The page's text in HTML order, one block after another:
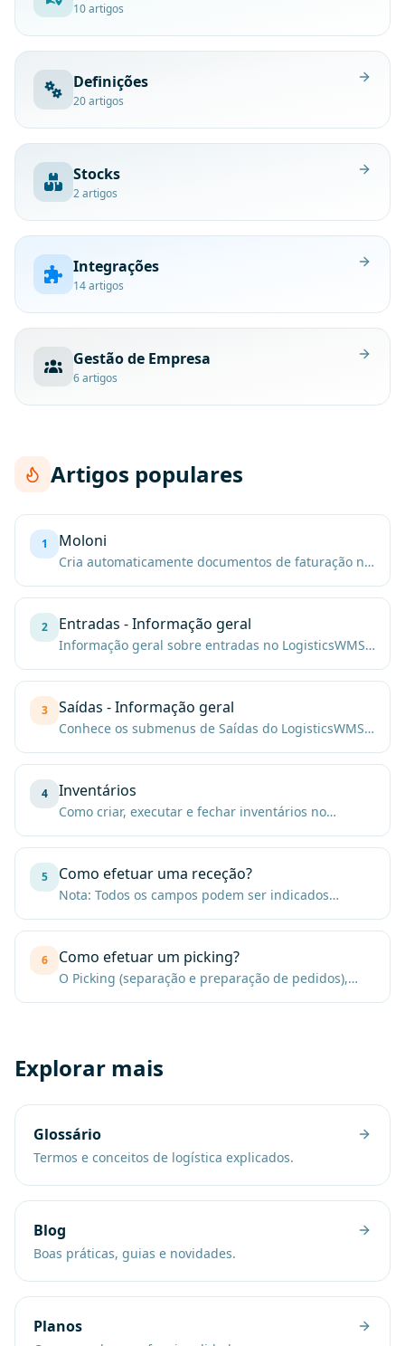
10artigos
Definições
20artigos
Stocks
2artigos
Integrações
14artigos
Gestão de Empresa
6artigos
Artigos populares
1 Moloni
Cria automaticamente documentos de faturação no
mantém produtos, clientes e fornecedores
sincronizados.
2 Entradas - Informação geral
Informação geral sobre entradas no LogisticsWMS:
conferir mercadoria à chegada.
3 Saídas - Informação geral
Conhece os submenus de Saídas do LogisticsWMS:
packing, e o acompanhamento das entregas.
4 Inventários
Como criar, executar e fechar inventários no
reconciliação de stock por localização.
5 Como efetuar uma receção?
Nota: Todos os campos podem ser indicados
brras 1D ou 2D, com os equipamentos devidamente
configurados. V
6 Como efetuar um picking?
O Picking (separação e preparação de pedidos),
Explorar mais
Glossário
Termos e conceitos de logística explicados.
Blog
Boas práticas, guias e novidades.
Planos